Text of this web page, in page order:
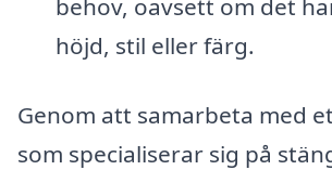
behov, oavsett om det
höjd, stil eller färg.
Genom att samarbeta med
som specialiserar sig på